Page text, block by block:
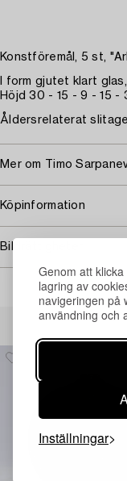
Genom att
lagring av
navigeringen på
användning och
Inställningar
Konstföremål, 5 st,
I form gjutet klart
Höjd 30 - 15 - 9 - 15 -
Åldersrelaterat
Mer om Timo
Köpinformation
Bildrättigheter